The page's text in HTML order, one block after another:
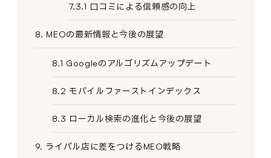
7.3.1 口コミによる信頼感の向上
8. MEOの最新情報と今後の展望
8.1 Googleのアルゴリズムアップデート
8.2 モバイルファーストインデックス
8.3 ローカル検索の進化と今後の展望
9. ライバル店に差をつけるMEO戦略